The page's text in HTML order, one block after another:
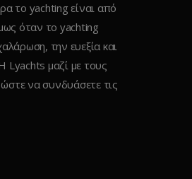
το yachting είναι από
όταν το yachting
την ευεξία και
μαζί με τους
να συνδυάσετε τις